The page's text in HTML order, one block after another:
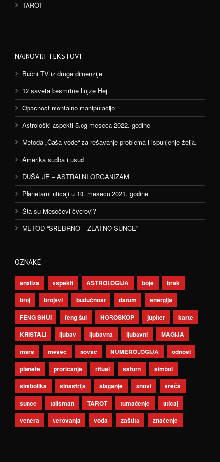
TAROT
NAJNOVIJI TEKSTOVI
Bučni TV iz druge dimenzije
12 saveta besmrtne Lujze Hej
Opasnost mentalne manipulacije
Astrološki aspekti 5.og meseca 2022. godine
Metoda „Čaša vode“ za rešavanje problema i ispunjenje želja.
Amerika sudba i usud
DUŠA JE – ASTRALNI ORGANIZAM
Planetarni uticaji u 10. mesecu 2021. godine
Šta su Mesečevi čvorovi?
METOD “SREBRNO – ZLATNO SUNCE”
OZNAKE
analiza aspekti ASTROLOGIJA boje
brak
broj
brojevi budućnost datum
energija
FENG SHUI
feng šui HOROSKOP jupiter
karte
KRISTALI
ljubav ljubavna ljubavni
MAGIJA
mars
mesec novac NUMEROLOGIJA
odnosi
planete
proricanje ritual saturn
simbol
simbolika
sinastrija slaganje snovi
sreća
sunce
talisman TAROT tumačenje
uticaj
venera
verovanja voda zaštita značenje